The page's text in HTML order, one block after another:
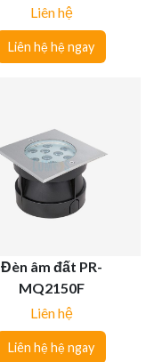
Liên hệ
Liên hệ hệ ngay
Đèn âm đất PR-
MQ2150F
Liên hệ
Liên hệ hệ ngay